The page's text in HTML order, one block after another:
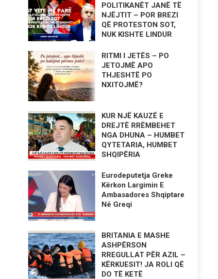
POLITIKANËT JANË TË
NJËJTIT – POR BREZI
QË PROTESTON SOT,
NUK KISHTE LINDUR
RITMI I JETËS – PO
JETOJMË APO
THJESHTË PO
NXITOJMË?
KUR NJË KAUZË E
DREJTË RRËMBEHET
NGA DHUNA – HUMBET
QYTETARIA, HUMBET
SHQIPËRIA
Eurodeputetja Greke
Kërkon Largimin E
Ambasadores Shqiptare
Në Greqi
BRITANIA E MASHE
ASHPËRSON
RREGULLAT PËR AZIL –
KËRKUESIT! JA ROLI QË
DO TË KETË